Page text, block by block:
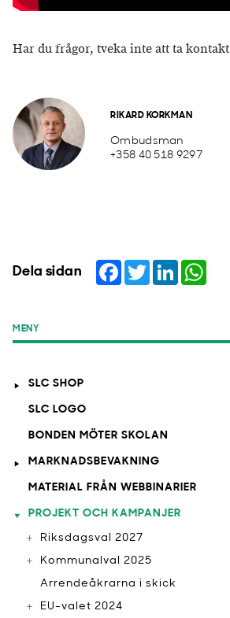
Har du frågor, tveka inte att ta kontakt
RIKARD KORKMAN
Ombudsman
+358 40 518 9297
Dela sidan Facebook
TwitterLinkedIn
MENY
SLC SHOP
SLC LOGO
BONDEN MÖTER SKOLAN
MARKNADSBEVAKNING
MATERIAL FRÅN WEBBINARIER
PROJEKT OCH KAMPANJER
Riksdagsval 2027
Kommunalval 2025
Arrendeåkrarna i skick
EU-valet 2024